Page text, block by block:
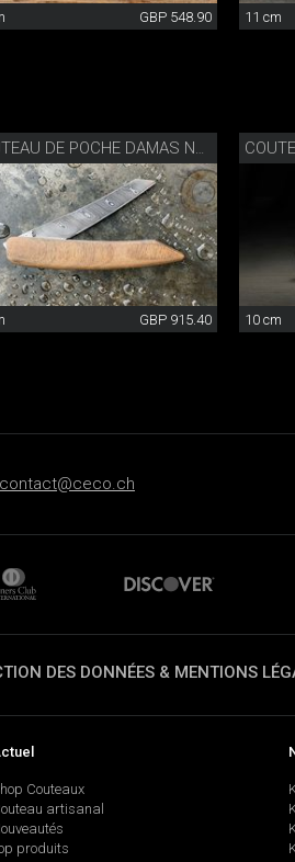
GBP 548.90 11 cm
GBP 915.40 10 cm
contact@ceco.ch
DES DONNÉES & MENTIONS
Couteaux
artisanal
produits